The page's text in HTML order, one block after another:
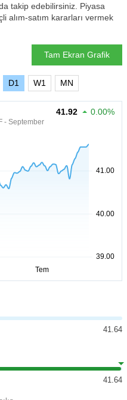
takip edebilirsiniz. Piyasa
alım-satım kararları vermek
Tam Ekran Grafik
D1 W1 MN
- September
41.92 0.00%
41.64
41.64